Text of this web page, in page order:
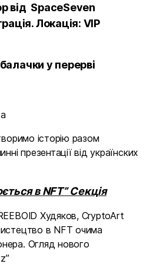
від SpaceSeven
Локація: VIP
у перерві
історію разом
презентації від українских
в NFT” Секція
Худяков, CryptoArt
в NFT очима
Огляд нового